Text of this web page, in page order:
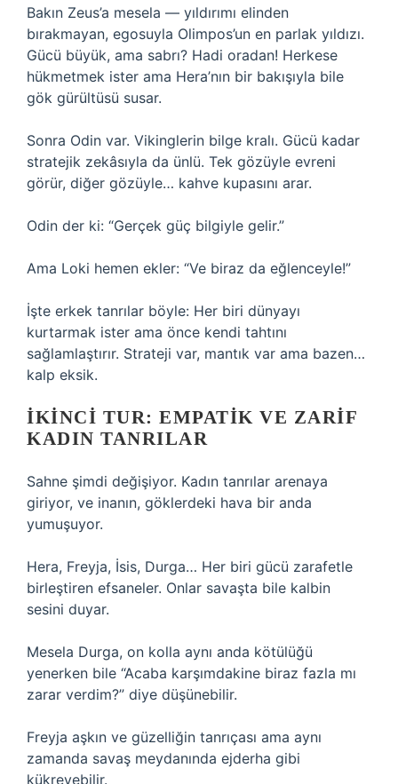
Bakın Zeus’a mesela — yıldırımı elinden
bırakmayan, egosuyla Olimpos’un en parlak yıldızı.
Gücü büyük, ama sabrı? Hadi oradan! Herkese
hükmetmek ister ama Hera’nın bir bakışıyla bile
gök gürültüsü susar.
Sonra Odin var. Vikinglerin bilge kralı. Gücü kadar
stratejik zekâsıyla da ünlü. Tek gözüyle evreni
görür, diğer gözüyle… kahve kupasını arar.
Odin der ki: “Gerçek güç bilgiyle gelir.”
Ama Loki hemen ekler: “Ve biraz da eğlenceyle!”
İşte erkek tanrılar böyle: Her biri dünyayı
kurtarmak ister ama önce kendi tahtını
sağlamlaştırır. Strateji var, mantık var ama bazen…
kalp eksik.
İKINCI TUR: EMPATIK VE ZARIF
KADIN TANRILAR
Sahne şimdi değişiyor. Kadın tanrılar arenaya
giriyor, ve inanın, göklerdeki hava bir anda
yumuşuyor.
Hera, Freyja, İsis, Durga… Her biri gücü zarafetle
birleştiren efsaneler. Onlar savaşta bile kalbin
sesini duyar.
Mesela Durga, on kolla aynı anda kötülüğü
yenerken bile “Acaba karşımdakine biraz fazla mı
zarar verdim?” diye düşünebilir.
Freyja aşkın ve güzelliğin tanrıçası ama aynı
zamanda savaş meydanında ejderha gibi
kükreyebilir.